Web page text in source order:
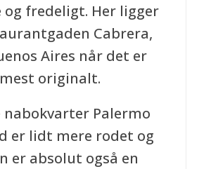
og fredeligt. Her ligger
Cabrera,
Aires når det er
originalt.
nabokvarter Palermo
er lidt mere rodet og
er absolut også en